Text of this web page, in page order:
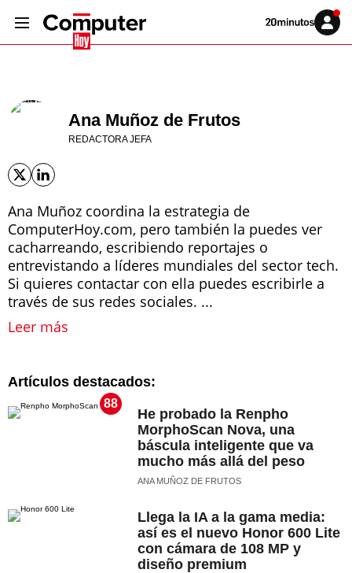
Volver
Iniciar
sesión
Ana Muñoz de Frutos
REDACTORA JEFA
Ana Muñoz coordina la estrategia de
ComputerHoy.com, pero también la puedes ver
cacharreando, escribiendo reportajes o
entrevistando a líderes mundiales del sector tech.
Si quieres contactar con ella puedes escribirle a
través de sus redes sociales. ...
Leer más
Artículos destacados:
88
He probado la Renpho
MorphoScan Nova, una
báscula inteligente que va
mucho más allá del peso
ANA MUÑOZ DE FRUTOS
Llega la IA a la gama media:
así es el nuevo Honor 600 Lite
con cámara de 108 MP y
diseño premium